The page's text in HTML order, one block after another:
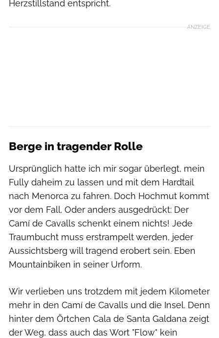
Herzstillstand entspricht.
ANZEIGE
Berge in tragender Rolle
Ursprünglich hatte ich mir sogar überlegt, mein
Fully daheim zu lassen und mit dem Hardtail
nach Menorca zu fahren. Doch Hochmut kommt
vor dem Fall. Oder anders ausgedrückt: Der
Camí de Cavalls schenkt einem nichts! Jede
Traumbucht muss erstrampelt werden, jeder
Aussichtsberg will tragend erobert sein. Eben
Mountainbiken in seiner Urform.
Wir verlieben uns trotzdem mit jedem Kilometer
mehr in den Camí de Cavalls und die Insel. Denn
hinter dem Örtchen Cala de Santa Galdana zeigt
der Weg, dass auch das Wort "Flow" kein